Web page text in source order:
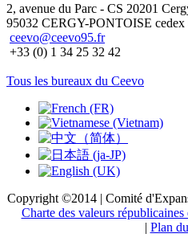
2, avenue du Parc - CS 20201
95032 CERGY-PONTOISE cedex
ceevo@ceevo95.fr
+33 (0) 1 34 25 32 42
Tous les bureaux du Ceevo
Copyright ©2014 | Comité
Charte des valeurs républicaines
| Plan